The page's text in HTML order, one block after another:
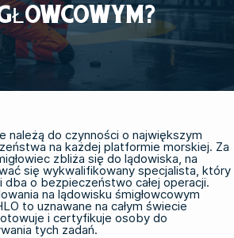
należą do czynności o największym
na każdej platformie morskiej. Za
zbliża się do lądowiska, na
się wykwalifikowany specjalista, który
dba o bezpieczeństwo całej operacji.
na lądowisku śmigłowcowym
to uznawane na całym świecie
i certyfikuje osoby do
tych zadań.